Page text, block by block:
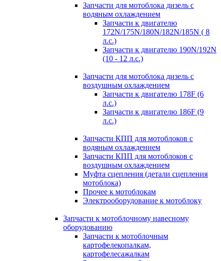
Запчасти для мотоблока дизель с
водяным охлаждением
Запчасти к двигателю
172N/175N/180N/182N/185N ( 8
л.с.)
Запчасти к двигателю 190N/192N
(10 - 12 л.с.)
Запчасти для мотоблока дизель с
воздушным охлаждением
Запчасти к двигателю 178F (6
л.с.)
Запчасти к двигателю 186F (9
л.с.)
Запчасти КПП для мотоблоков с
водяным охлаждением
Запчасти КПП для мотоблоков с
воздушным охлаждением
Муфта сцепления (детали сцепления
мотоблока)
Прочее к мотоблокам
Электрооборудование к мотоблоку
Запчасти к мотоблочному навесному
оборудованию
Запчасти к мотоблочным
картофелекопалкам,
картофелесажалкам